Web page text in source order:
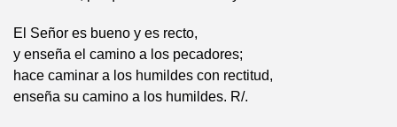
El Señor es bueno y es recto,
y enseña el camino a los pecadores;
hace caminar a los humildes con rectitud,
enseña su camino a los humildes. R/.